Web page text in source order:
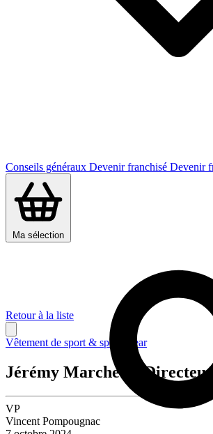
Conseils généraux Devenir franchisé Devenir
Ma sélection
Retour à la liste
Vêtement de sport & sportswear
Jérémy Marchetti,
VP
Vincent Pompougnac